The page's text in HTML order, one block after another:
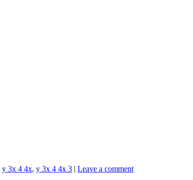
y 3x 4 4x, y 3x 4 4x 3 | Leave a comment